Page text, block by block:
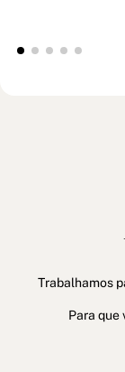
Trabalhamos
Para que